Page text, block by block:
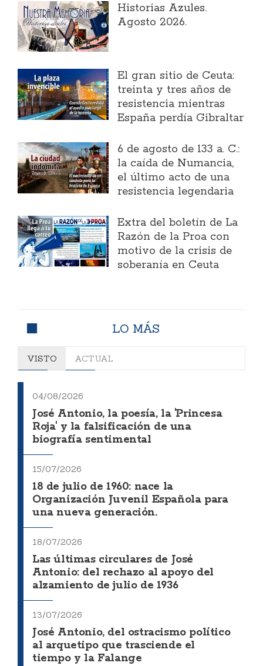
Historias Azules.
Agosto 2026.
El gran sitio de Ceuta:
treinta y tres años de
resistencia mientras
España perdía Gibraltar
6 de agosto de 133 a. C.:
la caída de Numancia,
el último acto de una
resistencia legendaria
Extra del boletín de La
Razón de la Proa con
motivo de la crisis de
soberanía en Ceuta
LO MÁS
VISTO ACTUAL
04/08/2026
José Antonio, la poesía, la 'Princesa
Roja' y la falsificación de una
biografía sentimental
15/07/2026
18 de julio de 1960: nace la
Organización Juvenil Española para
una nueva generación.
18/07/2026
Las últimas circulares de José
Antonio: del rechazo al apoyo del
alzamiento de julio de 1936
13/07/2026
José Antonio, del ostracismo político
al arquetipo que trasciende el
tiempo y la Falange